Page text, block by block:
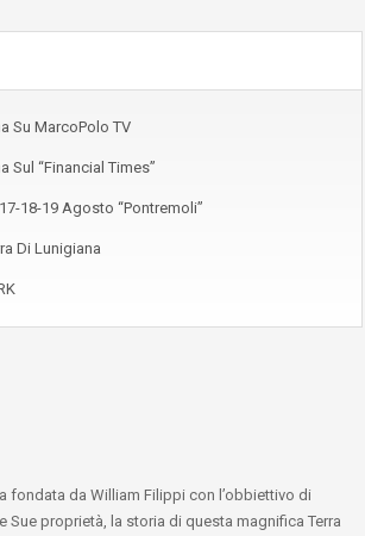
Su MarcoPolo TV
Sul “Financial Times”
18-19 Agosto “Pontremoli”
Di Lunigiana
fondata da William Filippi con l’obbiettivo di
Sue proprietà, la storia di questa magnifica Terra